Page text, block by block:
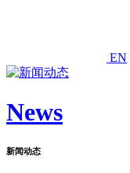
EN
News
新闻动态